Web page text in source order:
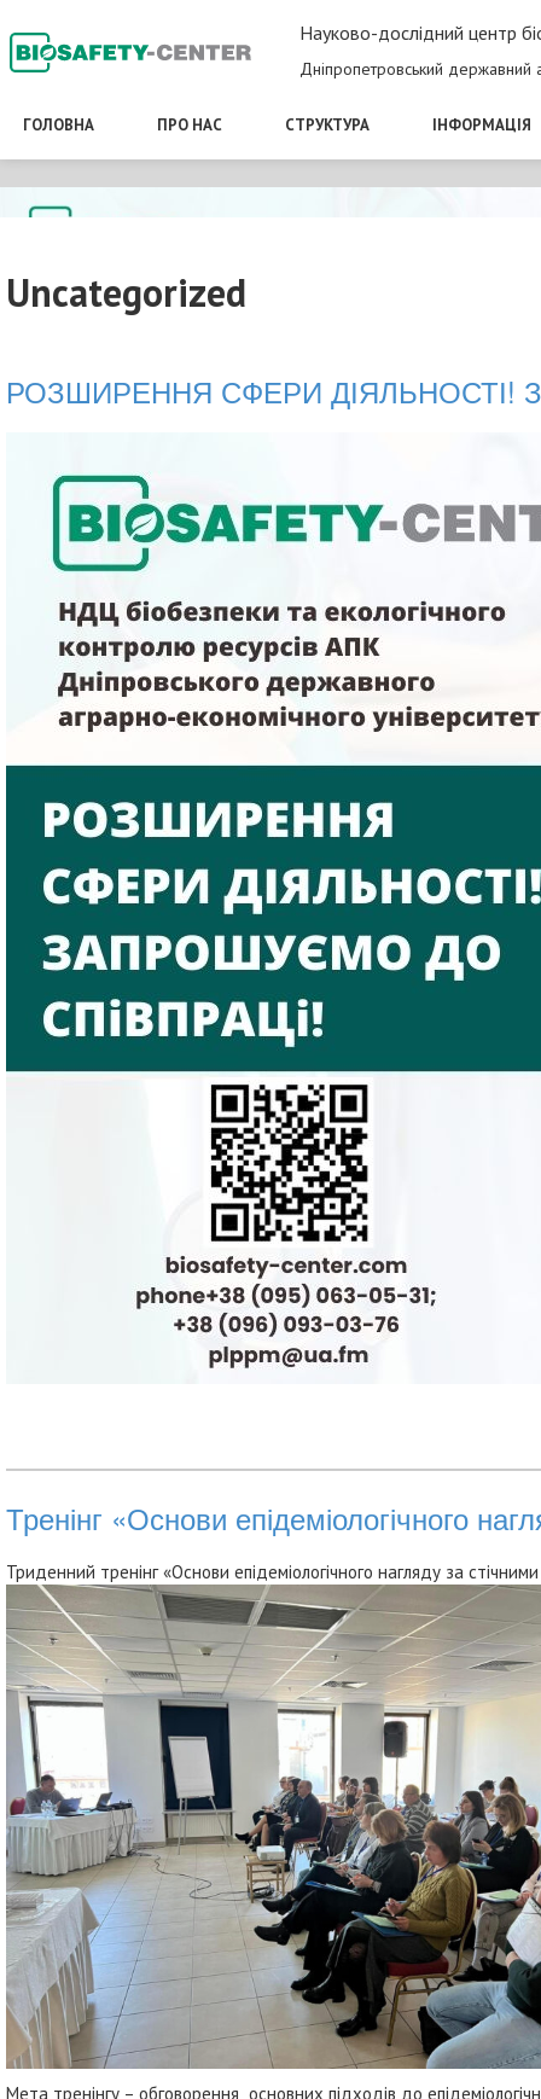
Науково-дослідний центр
Дніпропетровський державний
ГОЛОВНА ПРО НАС СТРУКТУРА ІНФОРМАЦІЯ
Uncategorized
РОЗШИРЕННЯ СФЕРИ ДІЯЛЬНОСТІ!
Тренінг «Основи епідеміологічного
Триденний тренінг «Основи епідеміологічного нагляду за
Мета тренінгу – обговорення основних підходів до